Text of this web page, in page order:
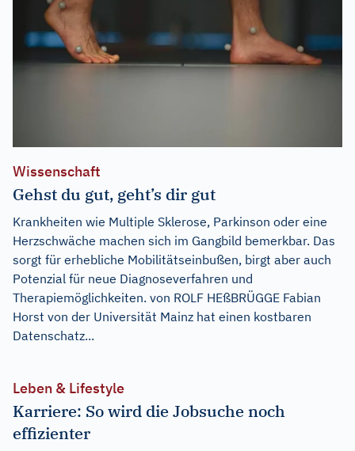
Wissenschaft
Gehst du gut, geht’s dir gut
Krankheiten wie Multiple Sklerose, Parkinson oder eine
Herzschwäche machen sich im Gangbild bemerkbar. Das
sorgt für erhebliche Mobilitätseinbußen, birgt aber auch
Potenzial für neue Diagnoseverfahren und
Therapiemöglichkeiten. von ROLF HEßBRÜGGE Fabian
Horst von der Universität Mainz hat einen kostbaren
Datenschatz...
Leben & Lifestyle
Karriere: So wird die Jobsuche noch
effizienter